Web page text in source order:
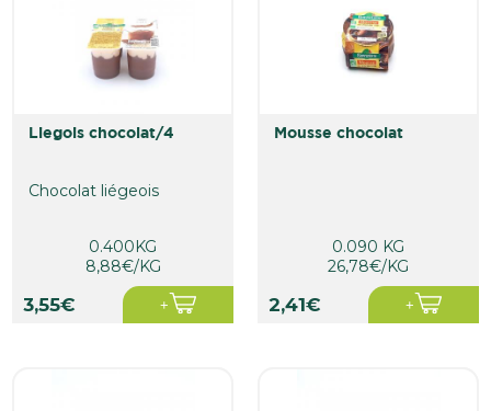
liegois chocolat/4
Chocolat liégeois
0.400KG
8,88€/KG
3,55€
mousse chocolat
0.090 KG
26,78€/KG
2,41€